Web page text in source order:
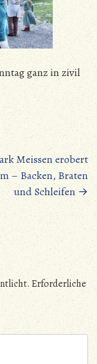
ganz in zivil
Meissen erobert
– Backen, Braten
und Schleifen→
Erforderliche